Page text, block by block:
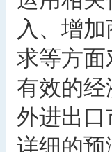
入、增
求等方
有效的
外进出
详细的